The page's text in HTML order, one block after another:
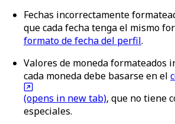
Fechas incorrectamente
que cada fecha tenga el mismo
formato de fecha del perfil.
Valores de monedaformateados
cada moneda debe basarse en el
(opens in new tab), que no tiene
especiales.